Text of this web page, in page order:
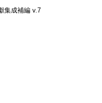
集成補編 v.7